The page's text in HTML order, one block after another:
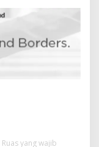
Ruas yang wajib